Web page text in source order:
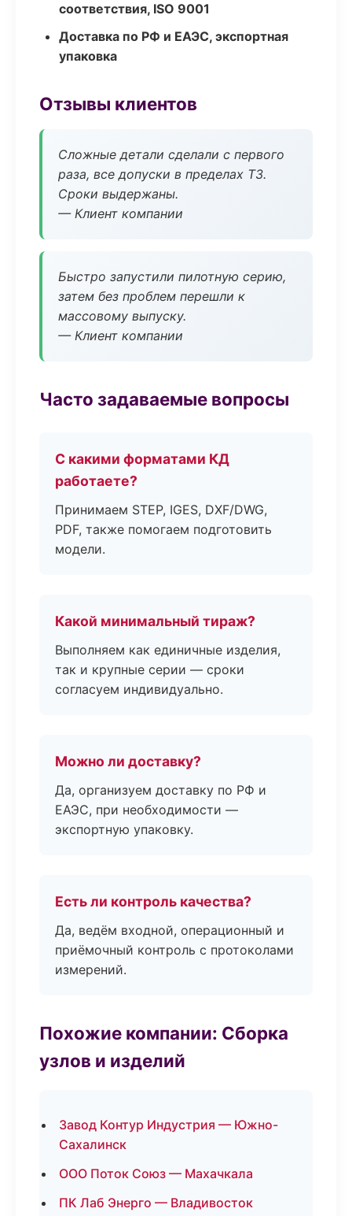
соответствия, ISO 9001
Доставка по РФ и ЕАЭС, экспортная
упаковка
Отзывы клиентов
Сложные детали сделали с первого
раза, все допуски в пределах ТЗ.
Сроки выдержаны.
— Клиент компании
Быстро запустили пилотную серию,
затем без проблем перешли к
массовому выпуску.
— Клиент компании
Часто задаваемые вопросы
С какими форматами КД
работаете?
Принимаем STEP, IGES, DXF/DWG,
PDF, также помогаем подготовить
модели.
Какой минимальный тираж?
Выполняем как единичные изделия,
так и крупные серии — сроки
согласуем индивидуально.
Можно ли доставку?
Да, организуем доставку по РФ и
ЕАЭС, при необходимости —
экспортную упаковку.
Есть ли контроль качества?
Да, ведём входной, операционный и
приёмочный контроль с протоколами
измерений.
Похожие компании: Сборка
узлов и изделий
Завод Контур Индустрия — Южно-
Сахалинск
ООО Поток Союз — Махачкала
ПК Лаб Энерго — Владивосток